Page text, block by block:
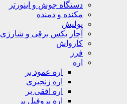
دستگاه جوش و اینورتر
مکنده و دمنده
پولیش
آچار بکس برقی و شارژی
کارواش
فرز
اره
اره عمود بر
اره زنجیری
اره افقی بر
اره پروفیل پر